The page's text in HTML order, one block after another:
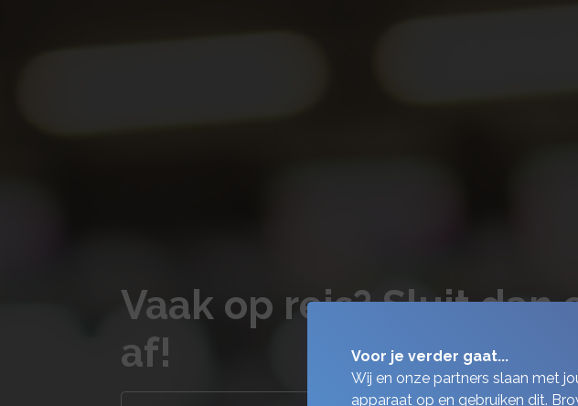
Vaak op reis? Sluit dan
af!
Voor je verder gaat...
Wij en onze partners slaan met
apparaat op en gebruiken dit.